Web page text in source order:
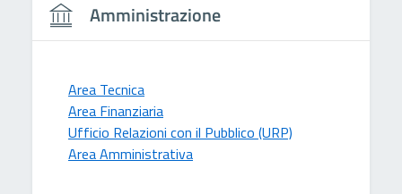
Amministrazione
Area Tecnica
Area Finanziaria
Ufficio Relazioni con il Pubblico (URP)
Area Amministrativa